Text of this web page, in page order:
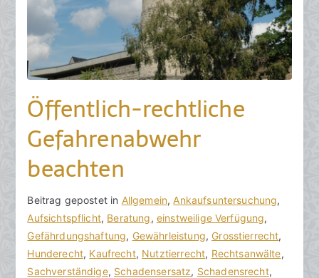
4
Öffentlich-rechtliche
Gefahrenabwehr
beachten
V
o
n
h
o
B
e
i
t
r
Beitrag gepostet in Allgemein, Ankaufsuntersuchung,
Aufsichtspflicht, Beratung, einstweilige Verfügung,
Gefährdungshaftung, Gewährleistung, Grosstierrecht,
Hunderecht, Kaufrecht, Nutztierrecht, Rechtsanwälte,
Sachverständige, Schadensersatz, Schadensrecht,
K
e
i
n
e